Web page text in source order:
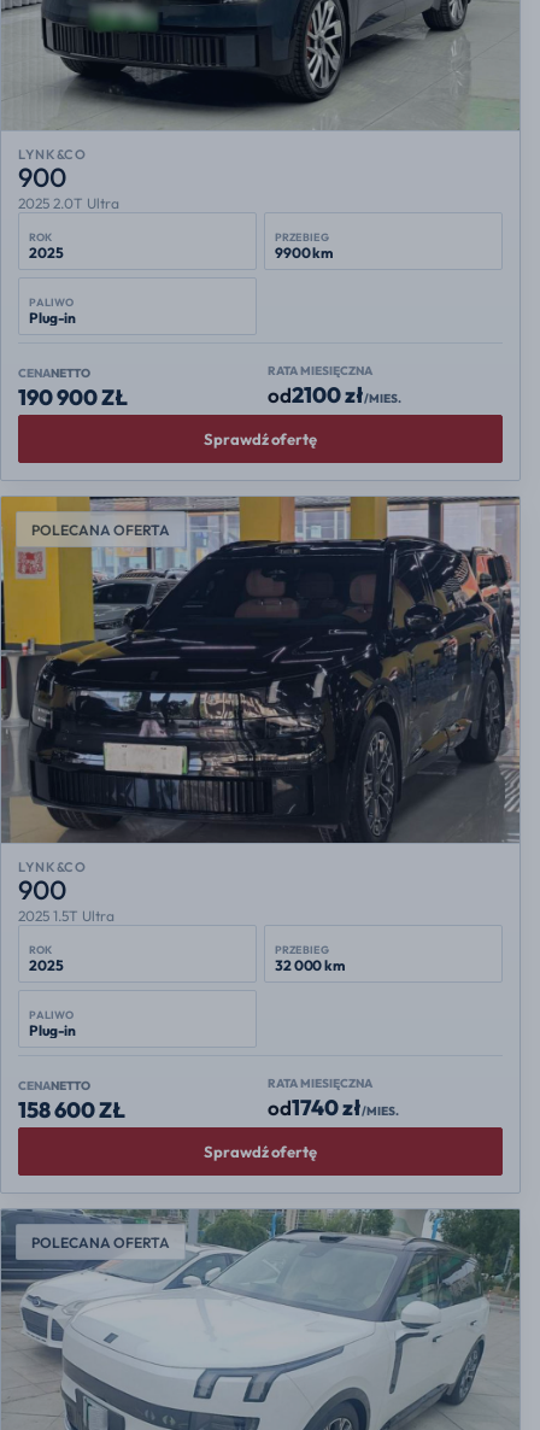
LYNK&CO
900
2025 2.0T Ultra
ROK
2025
PRZEBIEG
9900 km
PALIWO
Plug-in
CENANETTO
190 900 ZŁ
RATA MIESIĘCZNA
od2100 zł/MIES.
Sprawdź ofertę
POLECANA OFERTA
LYNK&CO
900
2025 1.5T Ultra
ROK
2025
PRZEBIEG
32 000 km
PALIWO
Plug-in
CENANETTO
158 600 ZŁ
RATA MIESIĘCZNA
od1740 zł/MIES.
Sprawdź ofertę
POLECANA OFERTA